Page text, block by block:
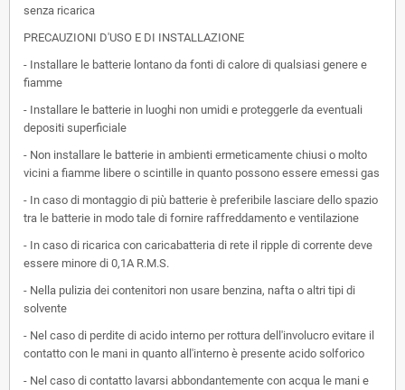
senza ricarica
PRECAUZIONI D'USO E DI INSTALLAZIONE
- Installare le batterie lontano da fonti di calore di qualsiasi genere e
fiamme
- Installare le batterie in luoghi non umidi e proteggerle da eventuali
depositi superficiale
- Non installare le batterie in ambienti ermeticamente chiusi o molto
vicini a fiamme libere o scintille in quanto possono essere emessi gas
- In caso di montaggio di più batterie è preferibile lasciare dello spazio
tra le batterie in modo tale di fornire raffreddamento e ventilazione
- In caso di ricarica con caricabatteria di rete il ripple di corrente deve
essere minore di 0,1A R.M.S.
- Nella pulizia dei contenitori non usare benzina, nafta o altri tipi di
solvente
- Nel caso di perdite di acido interno per rottura dell'involucro evitare il
contatto con le mani in quanto all'interno è presente acido solforico
- Nel caso di contatto lavarsi abbondantemente con acqua le mani e